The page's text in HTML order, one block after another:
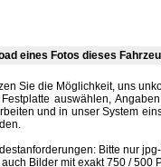
eines Fotos dieses
Sie die Möglichkeit, uns
auswählen,
und in unser System
Bitte nur
Bilder mit exakt 750 / 500